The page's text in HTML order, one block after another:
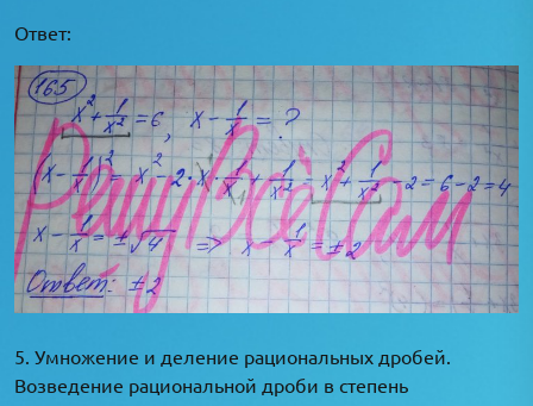
Ответ:
5. Умножение и деление рациональных дробей.
Возведение рациональной дроби в степень